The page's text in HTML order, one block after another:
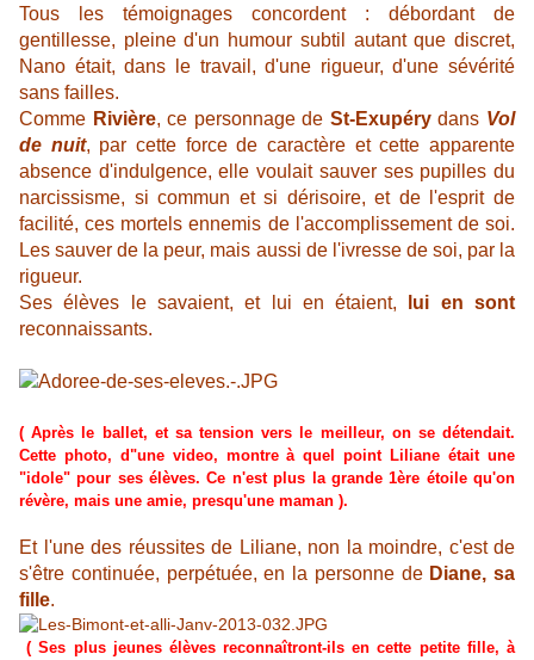
Tous les témoignages concordent : débordant de
gentillesse, pleine d'un humour subtil autant que discret,
Nano était, dans le travail, d'une rigueur, d'une sévérité
sans failles.
Comme Rivière, ce personnage de St-Exupérydans Vol
de nuit, par cette force de caractère et cette apparente
absence d'indulgence, elle voulait sauver ses pupilles du
narcissisme, si commun et si dérisoire, et de l'esprit de
facilité, ces mortels ennemis de l'accomplissement de soi.
Les sauver de la peur, mais aussi de l'ivresse de soi, par la
rigueur.
Ses élèves le savaient, et lui en étaient,
lui en sont
reconnaissants.
(Après le ballet, et sa tension vers le meilleur, on se détendait.
Cette photo, d"une video, montre à quel point Liliane était une
"idole" pour ses élèves. Ce n'est plus la grande 1ère étoile qu'on
révère, mais une amie, presqu'une maman ).
Et l'une des réussites de Liliane, non la moindre, c'est de
s'être continuée, perpétuée, en la personne de Diane, sa
fille.
( Ses plus jeunes élèves reconnaîtront-ils en cette petite fille, à